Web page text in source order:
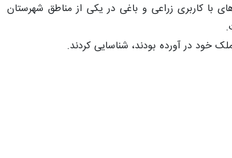
با کاربری زراعی و باغی در یکی از مناطق شهرستان